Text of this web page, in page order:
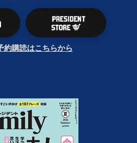
約購読はこちらから